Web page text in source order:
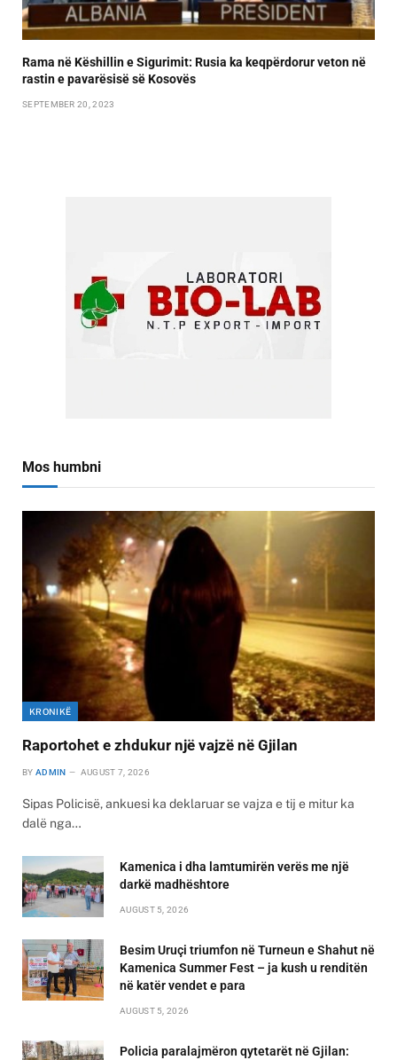
Rama në Këshillin e Sigurimit: Rusia ka keqpërdorur veton në
rastin e pavarësisë së Kosovës
SEPTEMBER 20, 2023
Mos humbni
KRONIKË
Raportohet e zhdukur një vajzë në Gjilan
BY ADMIN AUGUST 7, 2026
Sipas Policisë, ankuesi ka deklaruar se vajza e tij e mitur ka
dalë nga…
Kamenica i dha lamtumirën verës me një
darkë madhështore
AUGUST 5, 2026
Besim Uruçi triumfon në Turneun e Shahut në
Kamenica Summer Fest – ja kush u renditën
në katër vendet e para
AUGUST 5, 2026
Policia paralajmëron qytetarët në Gjilan: